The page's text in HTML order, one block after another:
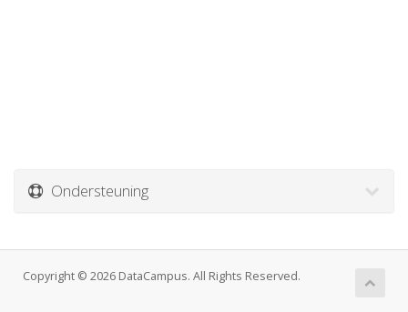
Ondersteuning
Copyright © 2026 DataCampus. All Rights Reserved.